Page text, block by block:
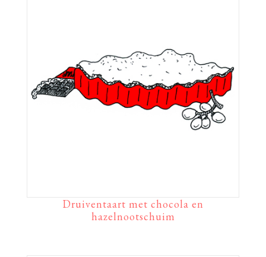
Druiventaart met chocola en
hazelnootschuim